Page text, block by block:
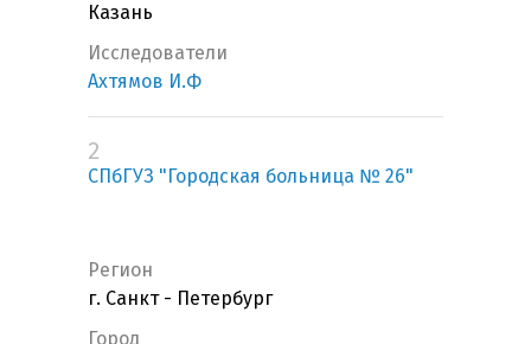
Казань
Исследователи
Ахтямов И.Ф
2
СПбГУЗ "Городская больница № 26"
Регион
г. Санкт - Петербург
Город